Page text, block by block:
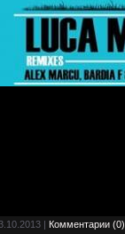
| Комментарии (0)